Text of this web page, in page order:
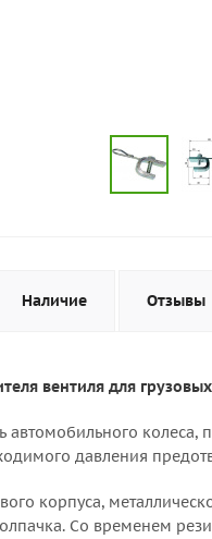
Наличие Отзывы
вентиля для
автомобильного
давления
корпуса,
Со временем